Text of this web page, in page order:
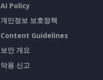
AI Policy
개인정보 보호정책
Content Guidelines
보안 개요
악용 신고